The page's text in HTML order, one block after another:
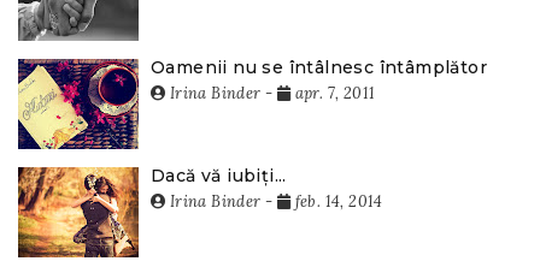
Oamenii nu se întâlnesc întâmplător
Irina Binder - apr. 7, 2011
Dacă vă iubiți...
Irina Binder - feb. 14, 2014